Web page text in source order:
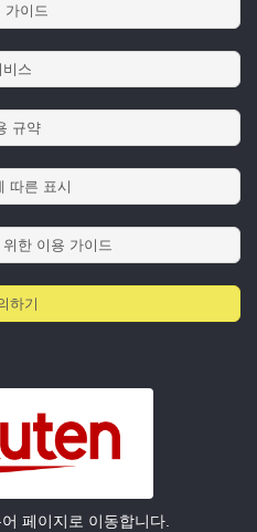
가이드
비스
규약
따른 표시
한 이용 가이드
하기
페이지로 이동합니다.